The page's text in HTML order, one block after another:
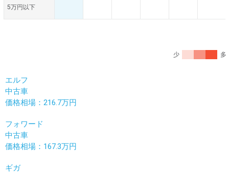
5万円以下
少 多
エルフ
中古車
価格相場：216.7万円
フォワード
中古車
価格相場：167.3万円
ギガ